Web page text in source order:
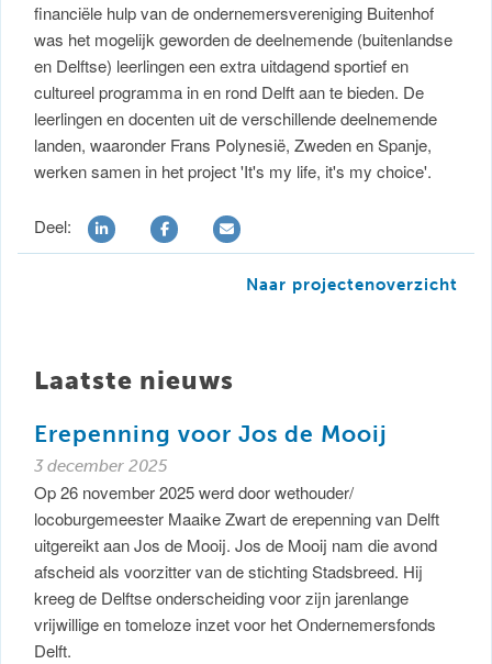
financiële hulp van de ondernemersvereniging Buitenhof
was het mogelijk geworden de deelnemende (buitenlandse
en Delftse) leerlingen een extra uitdagend sportief en
cultureel programma in en rond Delft aan te bieden. De
leerlingen en docenten uit de verschillende deelnemende
landen, waaronder Frans Polynesië, Zweden en Spanje,
werken samen in het project 'It's my life, it's my choice'.
Deel:
Naar projectenoverzicht
Laatste nieuws
Erepenning voor Jos de Mooij
3 december 2025
Op 26 november 2025 werd door wethouder/
locoburgemeester Maaike Zwart de erepenning van Delft
uitgereikt aan Jos de Mooij. Jos de Mooij nam die avond
afscheid als voorzitter van de stichting Stadsbreed. Hij
kreeg de Delftse onderscheiding voor zijn jarenlange
vrijwillige en tomeloze inzet voor het Ondernemersfonds
Delft.